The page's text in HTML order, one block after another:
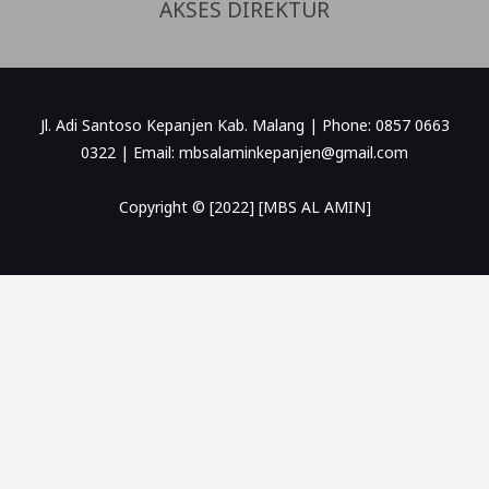
AKSES DIREKTUR
Jl. Adi Santoso Kepanjen Kab. Malang | Phone: 0857 0663
0322 | Email: mbsalaminkepanjen@gmail.com
Copyright © [2022] [MBS AL AMIN]